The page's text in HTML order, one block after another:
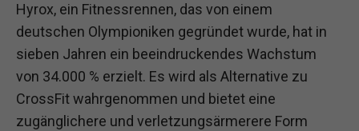
Hyrox, ein Fitnessrennen, das von einem
deutschen Olympioniken gegründet wurde, hat in
sieben Jahren ein beeindruckendes Wachstum
von 34.000 % erzielt. Es wird als Alternative zu
CrossFit wahrgenommen und bietet eine
zugänglichere und verletzungsärmerere Form